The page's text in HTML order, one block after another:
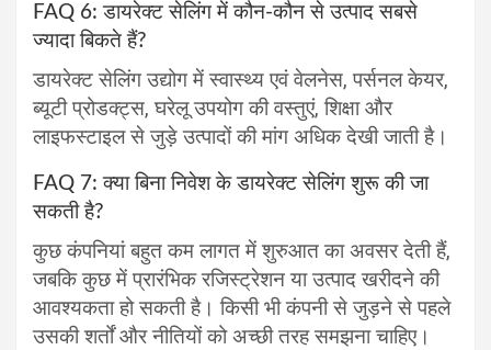
FAQ 6: डायरेक्ट सेलिंग में कौन-कौन से उत्पाद सबसे
ज्यादा बिकते हैं?
डायरेक्ट सेलिंग उद्योग में स्वास्थ्य एवं वेलनेस, पर्सनल केयर,
ब्यूटी प्रोडक्ट्स, घरेलू उपयोग की वस्तुएं, शिक्षा और
लाइफस्टाइल से जुड़े उत्पादों की मांग अधिक देखी जाती है।
FAQ 7: क्या बिना निवेश के डायरेक्ट सेलिंग शुरू की जा
सकती है?
कुछ कंपनियां बहुत कम लागत में शुरुआत का अवसर देती हैं,
जबकि कुछ में प्रारंभिक रजिस्ट्रेशन या उत्पाद खरीदने की
आवश्यकता हो सकती है। किसी भी कंपनी से जुड़ने से पहले
उसकी शर्तों और नीतियों को अच्छी तरह समझना चाहिए।